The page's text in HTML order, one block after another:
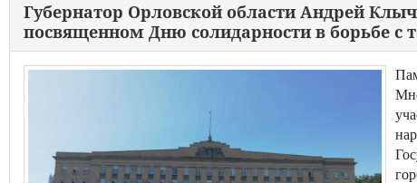
Губернатор Орловской области Андрей
посвященном Дню солидарности в борьбе с